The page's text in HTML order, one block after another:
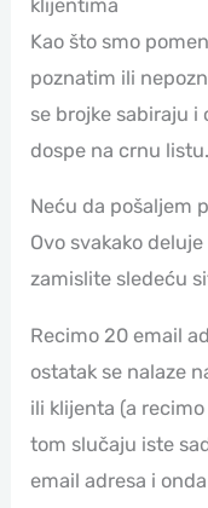
klijentima
Kao što smo
poznatim ili
se brojke sabiraju i
dospe na crnu listu.
Neću da pošaljem
Ovo svakako
zamislite sledeću
Recimo 20 email
ostatak se nalaze
ili klijenta (a
tom slučaju iste
email adresa i